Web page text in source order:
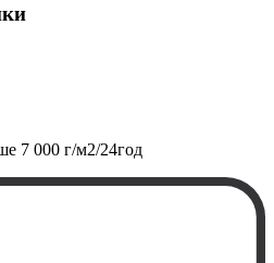
7 000 г/м2/24год